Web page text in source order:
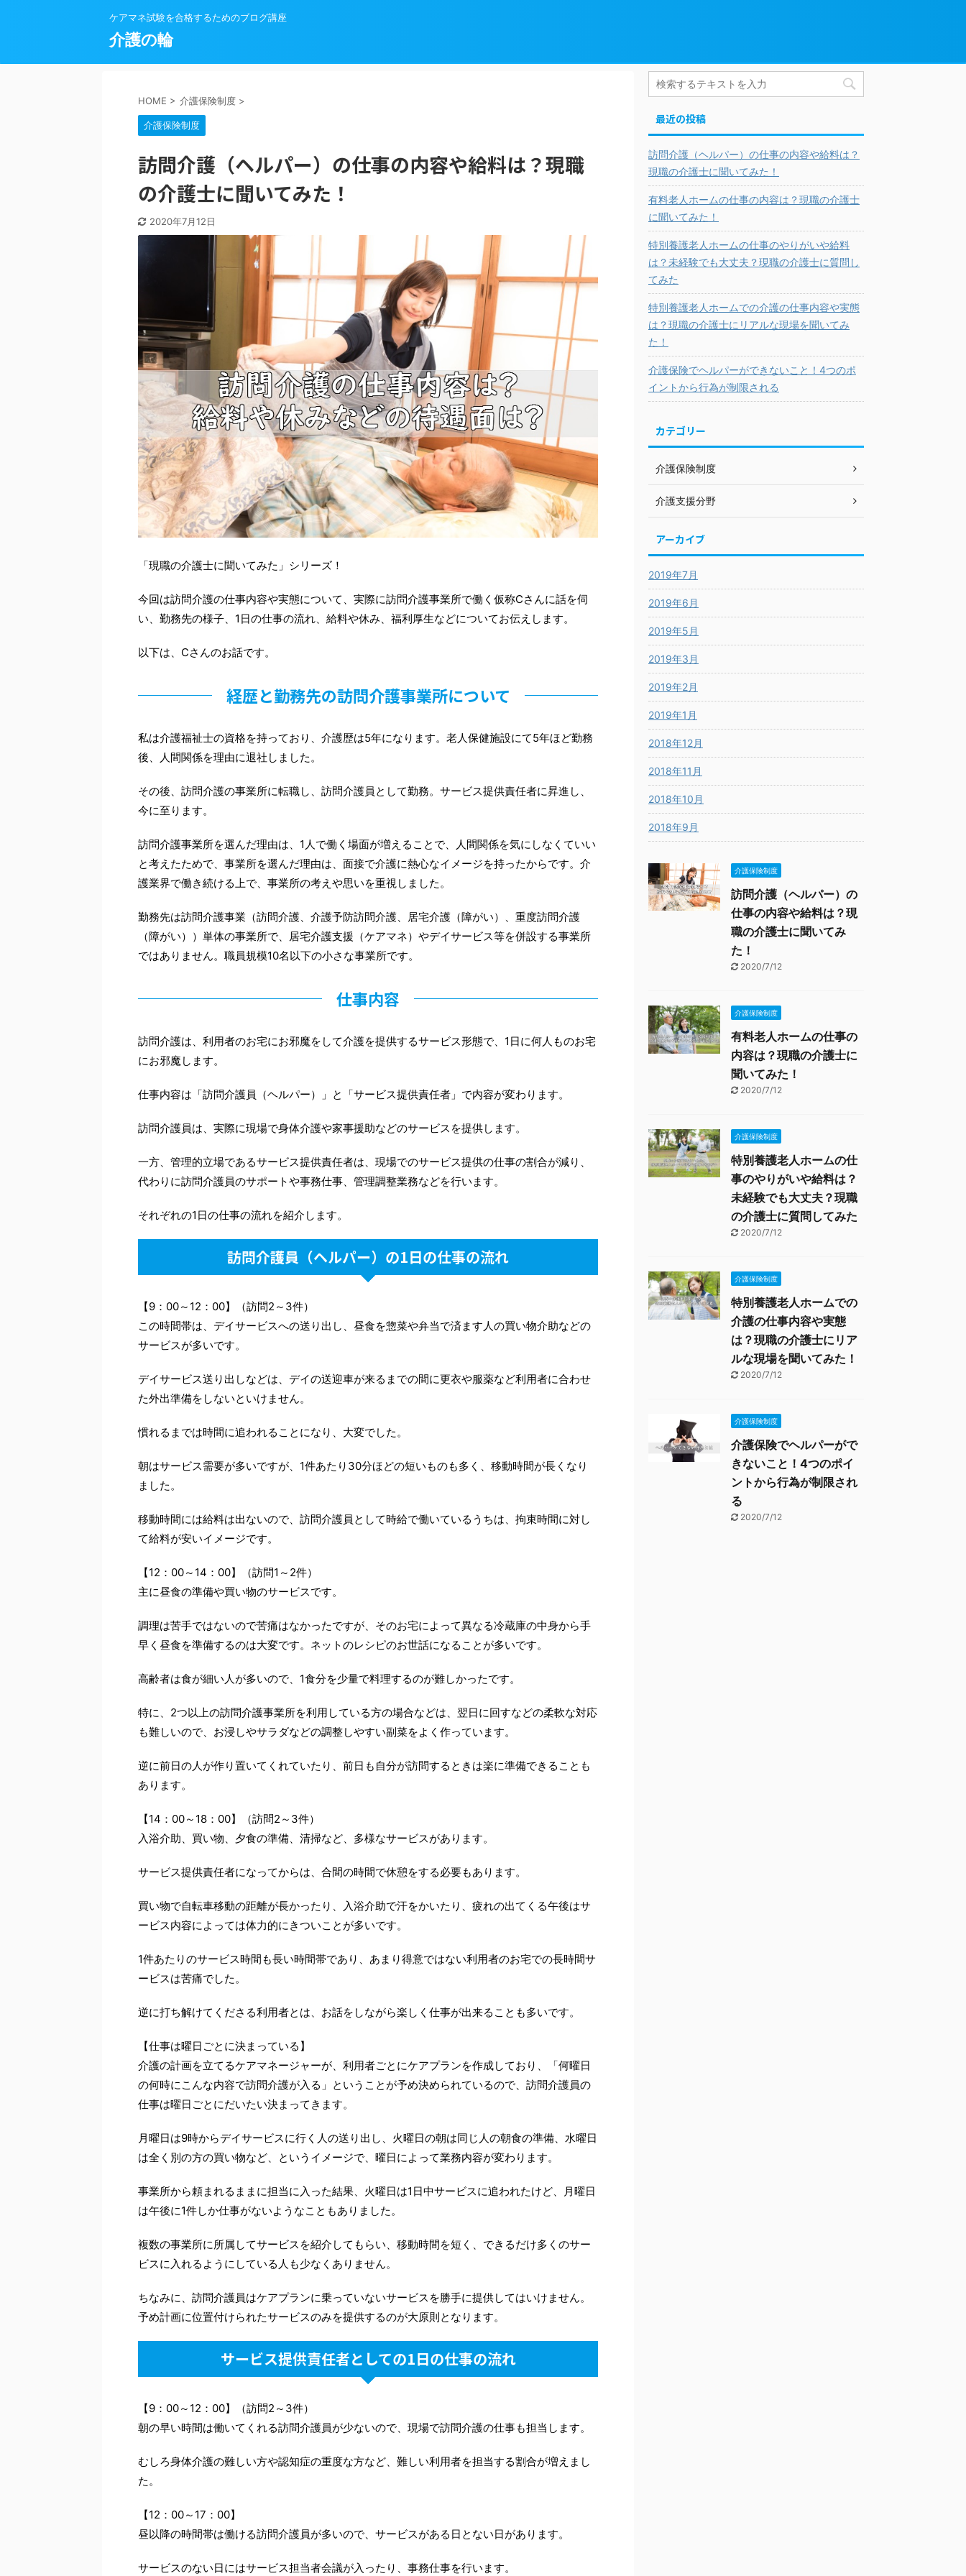
ケアマネ試験を合格するためのブログ講座
介護の輪
HOME > 介護保険制度 >
介護保険制度
訪問介護（ヘルパー）の仕事の内容や給料は？現職
の介護士に聞いてみた！
2020年7月12日
「現職の介護士に聞いてみた」シリーズ！
今回は訪問介護の仕事内容や実態について、実際に訪問介護事業所で働く仮称Cさんに話を伺
い、勤務先の様子、1日の仕事の流れ、給料や休み、福利厚生などについてお伝えします。
以下は、Cさんのお話です。
経歴と勤務先の訪問介護事業所について
私は介護福祉士の資格を持っており、介護歴は5年になります。老人保健施設にて5年ほど勤務
後、人間関係を理由に退社しました。
その後、訪問介護の事業所に転職し、訪問介護員として勤務。サービス提供責任者に昇進し、
今に至ります。
訪問介護事業所を選んだ理由は、1人で働く場面が増えることで、人間関係を気にしなくていい
と考えたためで、事業所を選んだ理由は、面接で介護に熱心なイメージを持ったからです。介
護業界で働き続ける上で、事業所の考えや思いを重視しました。
勤務先は訪問介護事業（訪問介護、介護予防訪問介護、居宅介護（障がい）、重度訪問介護
（障がい））単体の事業所で、居宅介護支援（ケアマネ）やデイサービス等を併設する事業所
ではありません。職員規模10名以下の小さな事業所です。
仕事内容
訪問介護は、利用者のお宅にお邪魔をして介護を提供するサービス形態で、1日に何人ものお宅
にお邪魔します。
仕事内容は「訪問介護員（ヘルパー）」と「サービス提供責任者」で内容が変わります。
訪問介護員は、実際に現場で身体介護や家事援助などのサービスを提供します。
一方、管理的立場であるサービス提供責任者は、現場でのサービス提供の仕事の割合が減り、
代わりに訪問介護員のサポートや事務仕事、管理調整業務などを行います。
それぞれの1日の仕事の流れを紹介します。
訪問介護員（ヘルパー）の1日の仕事の流れ
【9：00～12：00】（訪問2～3件）
この時間帯は、デイサービスへの送り出し、昼食を惣菜や弁当で済ます人の買い物介助などの
サービスが多いです。
デイサービス送り出しなどは、デイの送迎車が来るまでの間に更衣や服薬など利用者に合わせ
た外出準備をしないといけません。
慣れるまでは時間に追われることになり、大変でした。
朝はサービス需要が多いですが、1件あたり30分ほどの短いものも多く、移動時間が長くなり
ました。
移動時間には給料は出ないので、訪問介護員として時給で働いているうちは、拘束時間に対し
て給料が安いイメージです。
【12：00～14：00】（訪問1～2件）
主に昼食の準備や買い物のサービスです。
調理は苦手ではないので苦痛はなかったですが、そのお宅によって異なる冷蔵庫の中身から手
早く昼食を準備するのは大変です。ネットのレシピのお世話になることが多いです。
高齢者は食が細い人が多いので、1食分を少量で料理するのが難しかったです。
特に、2つ以上の訪問介護事業所を利用している方の場合などは、翌日に回すなどの柔軟な対応
も難しいので、お浸しやサラダなどの調整しやすい副菜をよく作っています。
逆に前日の人が作り置いてくれていたり、前日も自分が訪問するときは楽に準備できることも
あります。
【14：00～18：00】（訪問2～3件）
入浴介助、買い物、夕食の準備、清掃など、多様なサービスがあります。
サービス提供責任者になってからは、合間の時間で休憩をする必要もあります。
買い物で自転車移動の距離が長かったり、入浴介助で汗をかいたり、疲れの出てくる午後はサ
ービス内容によっては体力的にきついことが多いです。
1件あたりのサービス時間も長い時間帯であり、あまり得意ではない利用者のお宅での長時間サ
ービスは苦痛でした。
逆に打ち解けてくださる利用者とは、お話をしながら楽しく仕事が出来ることも多いです。
【仕事は曜日ごとに決まっている】
介護の計画を立てるケアマネージャーが、利用者ごとにケアプランを作成しており、「何曜日
の何時にこんな内容で訪問介護が入る」ということが予め決められているので、訪問介護員の
仕事は曜日ごとにだいたい決まってきます。
月曜日は9時からデイサービスに行く人の送り出し、火曜日の朝は同じ人の朝食の準備、水曜日
は全く別の方の買い物など、というイメージで、曜日によって業務内容が変わります。
事業所から頼まれるままに担当に入った結果、火曜日は1日中サービスに追われたけど、月曜日
は午後に1件しか仕事がないようなこともありました。
複数の事業所に所属してサービスを紹介してもらい、移動時間を短く、できるだけ多くのサー
ビスに入れるようにしている人も少なくありません。
ちなみに、訪問介護員はケアプランに乗っていないサービスを勝手に提供してはいけません。
予め計画に位置付けられたサービスのみを提供するのが大原則となります。
サービス提供責任者としての1日の仕事の流れ
【9：00～12：00】（訪問2～3件）
朝の早い時間は働いてくれる訪問介護員が少ないので、現場で訪問介護の仕事も担当します。
むしろ身体介護の難しい方や認知症の重度な方など、難しい利用者を担当する割合が増えまし
た。
【12：00～17：00】
昼以降の時間帯は働ける訪問介護員が多いので、サービスがある日とない日があります。
サービスのない日にはサービス担当者会議が入ったり、事務仕事を行います。
最近の投稿
訪問介護（ヘルパー）の仕事の内容や給料は？
現職の介護士に聞いてみた！
有料老人ホームの仕事の内容は？現職の介護士
に聞いてみた！
特別養護老人ホームの仕事のやりがいや給料
は？未経験でも大丈夫？現職の介護士に質問し
てみた
特別養護老人ホームでの介護の仕事内容や実態
は？現職の介護士にリアルな現場を聞いてみ
た！
介護保険でヘルパーができないこと！4つのポ
イントから行為が制限される
カテゴリー
介護保険制度
介護支援分野
アーカイブ
2019年7月
2019年6月
2019年5月
2019年3月
2019年2月
2019年1月
2018年12月
2018年11月
2018年10月
2018年9月
介護保険制度
訪問介護（ヘルパー）の
仕事の内容や給料は？現
職の介護士に聞いてみ
た！
2020/7/12
介護保険制度
有料老人ホームの仕事の
内容は？現職の介護士に
聞いてみた！
2020/7/12
介護保険制度
特別養護老人ホームの仕
事のやりがいや給料は？
未経験でも大丈夫？現職
の介護士に質問してみた
2020/7/12
介護保険制度
特別養護老人ホームでの
介護の仕事内容や実態
は？現職の介護士にリア
ルな現場を聞いてみた！
2020/7/12
介護保険制度
介護保険でヘルパーがで
きないこと！4つのポイ
ントから行為が制限され
る
2020/7/12